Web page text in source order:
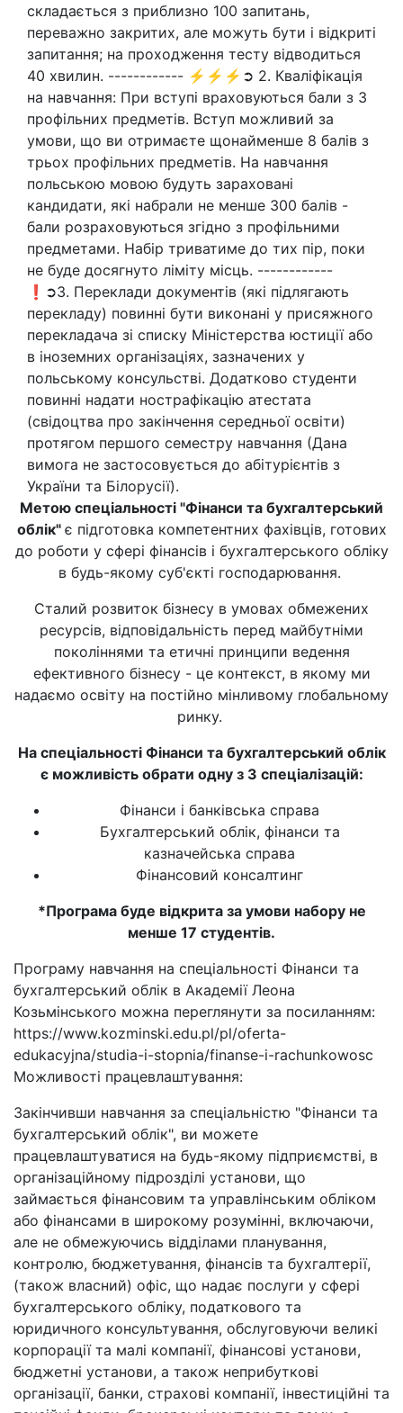
складається з приблизно 100 запитань,
переважно закритих, але можуть бути і відкриті
запитання; на проходження тесту відводиться
40 хвилин. ------------ ⚡⚡⚡➲ 2. Кваліфікація
на навчання: При вступі враховуються бали з 3
профільних предметів. Вступ можливий за
умови, що ви отримаєте щонайменше 8 балів з
трьох профільних предметів. На навчання
польською мовою будуть зараховані
кандидати, які набрали не менше 300 балів -
бали розраховуються згідно з профільними
предметами. Набір триватиме до тих пір, поки
не буде досягнуто ліміту місць. ------------
❗➲3. Переклади документів (які підлягають
перекладу) повинні бути виконані у присяжного
перекладача зі списку Міністерства юстиції або
в іноземних організаціях, зазначених у
польському консульстві. Додатково студенти
повинні надати нострафікацію атестата
(свідоцтва про закінчення середньої освіти)
протягом першого семестру навчання (Дана
вимога не застосовується до абітурієнтів з
України та Білорусії).
Метою спеціальності "Фінанси та бухгалтерський
облік" є підготовка компетентних фахівців, готових
до роботи у сфері фінансів і бухгалтерського обліку
в будь-якому суб'єкті господарювання.
Сталий розвиток бізнесу в умовах обмежених
ресурсів, відповідальність перед майбутніми
поколіннями та етичні принципи ведення
ефективного бізнесу - це контекст, в якому ми
надаємо освіту на постійно мінливому глобальному
ринку.
На спеціальності Фінанси та бухгалтерський облік
є можливість обрати одну з 3 спеціалізацій:
Фінанси і банківська справа
Бухгалтерський облік, фінанси та
казначейська справа
Фінансовий консалтинг
*Програма буде відкрита за умови набору не
менше 17 студентів.
Програму навчання на спеціальності Фінанси та
бухгалтерський облік в Академії Леона
Козьмінського можна переглянути за посиланням:
https://www.kozminski.edu.pl/pl/oferta-
edukacyjna/studia-i-stopnia/finanse-i-rachunkowosc
Можливості працевлаштування:
Закінчивши навчання за спеціальністю "Фінанси та
бухгалтерський облік", ви можете
працевлаштуватися на будь-якому підприємстві, в
організаційному підрозділі установи, що
займається фінансовим та управлінським обліком
або фінансами в широкому розумінні, включаючи,
але не обмежуючись відділами планування,
контролю, бюджетування, фінансів та бухгалтерії,
(також власний) офіс, що надає послуги у сфері
бухгалтерського обліку, податкового та
юридичного консультування, обслуговуючи великі
корпорації та малі компанії, фінансові установи,
бюджетні установи, а також неприбуткові
організації, банки, страхові компанії, інвестиційні та